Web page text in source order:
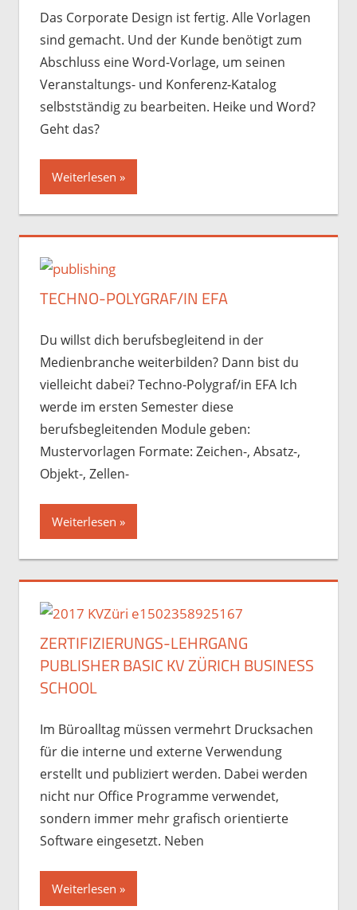
Das Corporate Design ist fertig. Alle Vorlagen
sind gemacht. Und der Kunde benötigt zum
Abschluss eine Word-Vorlage, um seinen
Veranstaltungs- und Konferenz-Katalog
selbstständig zu bearbeiten. Heike und Word?
Geht das?
Weiterlesen
TECHNO-POLYGRAF/IN EFA
Du willst dich berufsbegleitend in der
Medienbranche weiterbilden? Dann bist du
vielleicht dabei? Techno-Polygraf/in EFA Ich
werde im ersten Semester diese
berufsbegleitenden Module geben:
Mustervorlagen Formate: Zeichen-, Absatz-,
Objekt-, Zellen-
Weiterlesen
ZERTIFIZIERUNGS-LEHRGANG
PUBLISHER BASIC KV ZÜRICH BUSINESS
SCHOOL
Im Büroalltag müssen vermehrt Drucksachen
für die interne und externe Verwendung
erstellt und publiziert werden. Dabei werden
nicht nur Office Programme verwendet,
sondern immer mehr grafisch orientierte
Software eingesetzt. Neben
Weiterlesen